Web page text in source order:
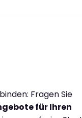
Fragen Sie
für Ihren